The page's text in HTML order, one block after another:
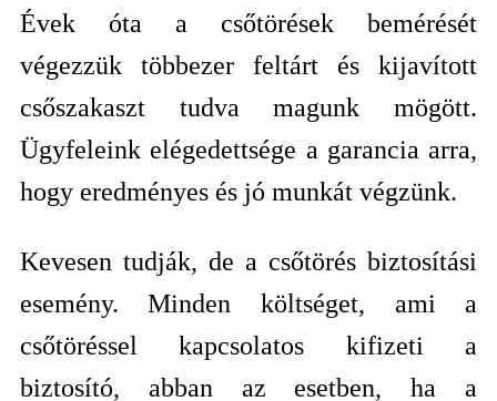
Évek óta a csőtörések bemérését
végezzük többezer feltárt és kijavított
csőszakaszt tudva magunk mögött.
Ügyfeleink elégedettsége a garancia arra,
hogy eredményes és jó munkát végzünk.
Kevesen tudják, de a csőtörés biztosítási
esemény. Minden költséget, ami a
csőtöréssel kapcsolatos kifizeti a
biztosító, abban az esetben, ha a